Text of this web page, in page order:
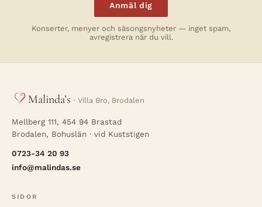
Anmäl dig
Konserter, menyer och säsongsnyheter — inget spam,
avregistrera när du vill.
Malinda’s · Villa Bro, Brodalen
Mellberg 111, 454 94 Brastad
Brodalen, Bohuslän · vid Kuststigen
0723-34 20 93
info@malindas.se
SIDOR